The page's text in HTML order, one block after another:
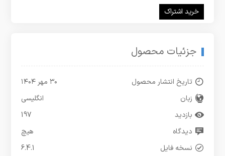
خرید اشتراک
جزئیات محصول
تاریخ انتشار محصول
۳۰ مهر ۱۴۰۴
زبان
انگلیسی
بازدید
197
دیدگاه
هیچ
نسخه فایل
6.4.1